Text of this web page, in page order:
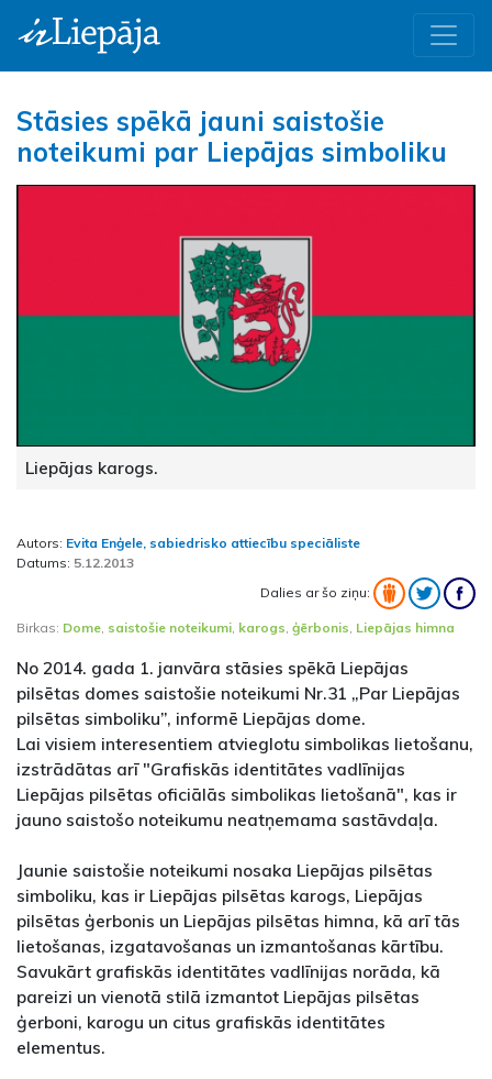
Stāsies spēkā jauni saistošie
noteikumi par Liepājas simboliku
Liepājas karogs.
Autors: Evita Enģele, sabiedrisko attiecību speciāliste
Datums: 5.12.2013
Dalies ar šo ziņu:
Birkas: Dome saistošie noteikumi karogs ģērbonis Liepājas himna
No 2014. gada 1. janvāra stāsies spēkā Liepājas
pilsētas domes saistošie noteikumi Nr.31 „Par Liepājas
pilsētas simboliku”, informē Liepājas dome.
Lai visiem interesentiem atvieglotu simbolikas lietošanu,
izstrādātas arī "Grafiskās identitātes vadlīnijas
Liepājas pilsētas oficiālās simbolikas lietošanā", kas ir
jauno saistošo noteikumu neatņemama sastāvdaļa.
Jaunie saistošie noteikumi nosaka Liepājas pilsētas
simboliku, kas ir Liepājas pilsētas karogs, Liepājas
pilsētas ģerbonis un Liepājas pilsētas himna, kā arī tās
lietošanas, izgatavošanas un izmantošanas kārtību.
Savukārt grafiskās identitātes vadlīnijas norāda, kā
pareizi un vienotā stilā izmantot Liepājas pilsētas
ģerboni, karogu un citus grafiskās identitātes
elementus.